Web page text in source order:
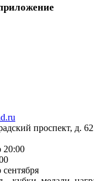
проспект, д.
20:00